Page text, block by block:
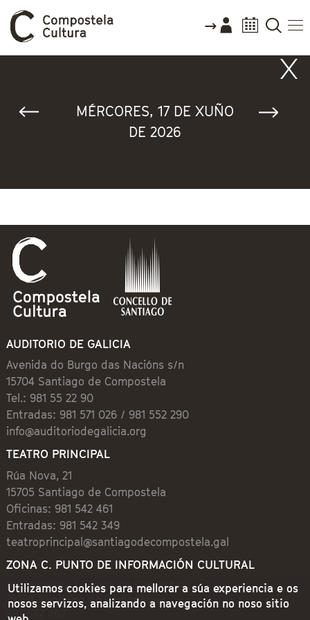
MÉRCORES, 17 DE XUÑO
DE 2026
AUDITORIO DE GALICIA
Avenida do Burgo das Nacións s/n
15704 Santiago de Compostela
Tel.: 981 55 22 90
Entradas: 981 571 026 / 981 552 290
info@auditoriodegalicia.org
TEATRO PRINCIPAL
Rúa Nova, 21
15705 Santiago de Compostela
Oficinas: 981 542 461
Entradas: 981 542 349
teatroprincipal@santiagodecompostela.gal
ZONA C. PUNTO DE INFORMACIÓN CULTURAL
Preguntoiro, 1 (Praza de Cervantes)
15704 Santiago de Compostela
981 542 462
Utilizamos cookies para mellorar a súa experiencia e os
nosos servizos, analizando a navegación no noso sitio